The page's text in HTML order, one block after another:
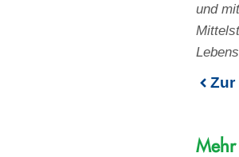
und
Zur
Mehr